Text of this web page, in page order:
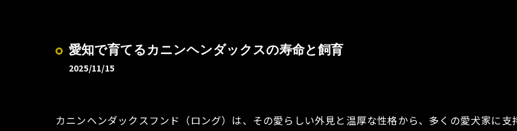
愛知で育てるカニンヘンダックスの寿命と飼育
2025/11/15
カニンヘンダックスフンド（ロング）は、その愛らしい外見と温厚な性格から、多くの愛犬家に